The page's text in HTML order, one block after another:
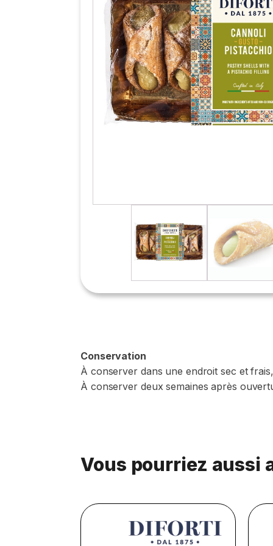
Conservation
À conserver dans une endroit sec et
À conserver deux semaines après
Vous pourriez aussi